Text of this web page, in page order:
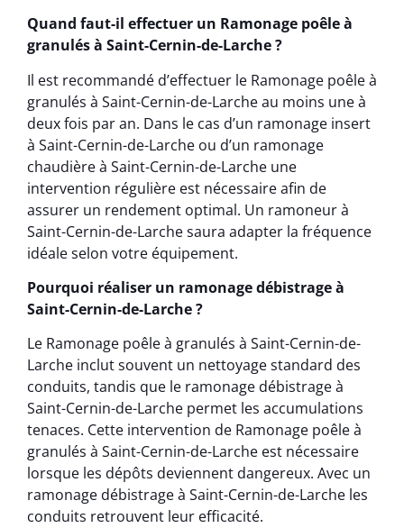
Quand faut-il effectuer un Ramonage poêle à
granulés à Saint-Cernin-de-Larche ?
Il est recommandé d’effectuer le Ramonage poêle à
granulés à Saint-Cernin-de-Larche au moins une à
deux fois par an. Dans le cas d’un ramonage insert
à Saint-Cernin-de-Larche ou d’un ramonage
chaudière à Saint-Cernin-de-Larche une
intervention régulière est nécessaire afin de
assurer un rendement optimal. Un ramoneur à
Saint-Cernin-de-Larche saura adapter la fréquence
idéale selon votre équipement.
Pourquoi réaliser un ramonage débistrage à
Saint-Cernin-de-Larche ?
Le Ramonage poêle à granulés à Saint-Cernin-de-
Larche inclut souvent un nettoyage standard des
conduits, tandis que le ramonage débistrage à
Saint-Cernin-de-Larche permet les accumulations
tenaces. Cette intervention de Ramonage poêle à
granulés à Saint-Cernin-de-Larche est nécessaire
lorsque les dépôts deviennent dangereux. Avec un
ramonage débistrage à Saint-Cernin-de-Larche les
conduits retrouvent leur efficacité.